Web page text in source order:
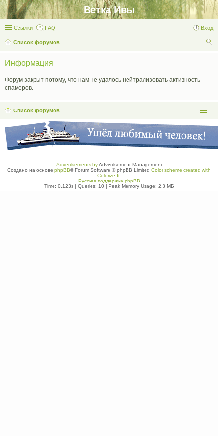
Ветка Ивы
Ссылки FAQ Вход
Список форумов
Информация
Форум закрыт потому, что нам не удалось нейтрализовать активность
спамеров.
Список форумов
Advertisements byAdvertisement Management
Создано на основе phpBB® Forum Software © phpBB Limited Color scheme created with
Colorize It.
Русская поддержка phpBB
Time: 0.123s| Queries: 10| Peak Memory Usage: 2.8 МБ